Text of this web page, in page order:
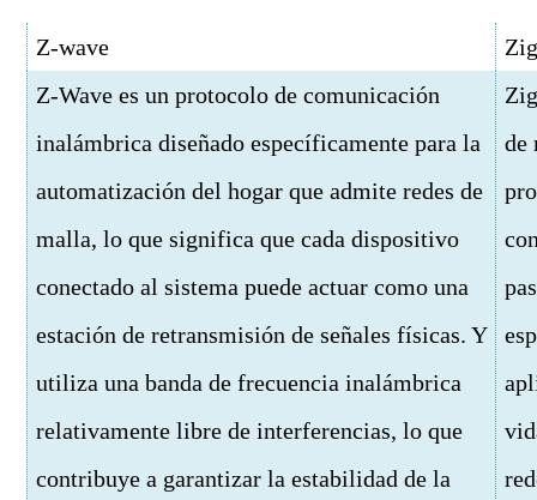
Z-wave
Z-Wave es un protocolo de comunicación
inalámbrica diseñado específicamente para la
automatización del hogar que admite redes de
malla, lo que significa que cada dispositivo
conectado al sistema puede actuar como una
estación de retransmisión de señales físicas. Y
utiliza una banda de frecuencia inalámbrica
relativamente libre de interferencias, lo que
contribuye a garantizar la estabilidad de la
de